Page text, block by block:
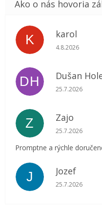
K karol
Hodnotenie
4.8.2026
DH Dušan
Hodnotenie
25.7.2026
Z Zajo
Hodnotenie
25.7.2026
Promptne a rýchle
J Jozef
Hodnotenie
25.7.2026